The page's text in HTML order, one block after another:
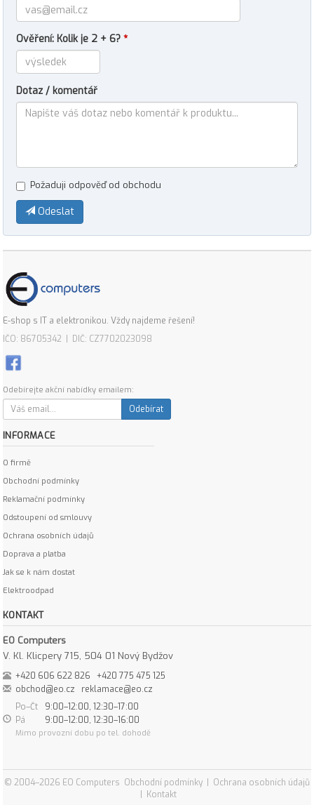
Ověření: Kolik je 2 + 6? *
Dotaz / komentář
Požaduji odpověď od obchodu
Odeslat
E-shop s IT a elektronikou. Vždy najdeme řešení!
IČO: 86705342 | DIČ: CZ7702023098
Odebírejte akční nabídky emailem:
Odebírat
INFORMACE
O firmě
Obchodní podmínky
Reklamační podmínky
Odstoupení od smlouvy
Ochrana osobních údajů
Doprava a platba
Jak se k nám dostat
Elektroodpad
KONTAKT
EO Computers
V. Kl. Klicpery 715, 504 01 Nový Bydžov
+420 606 622 826
+420 775 475 125
obchod@eo.cz
reklamace@eo.cz
Po–Čt
9:00–12:00, 12:30–17:00
Pá
9:00–12:00, 12:30–16:00
Mimo provozní dobu po tel. dohodě
© 2004–2026 EO Computers Obchodní podmínky
Ochrana osobních údajů
Kontakt